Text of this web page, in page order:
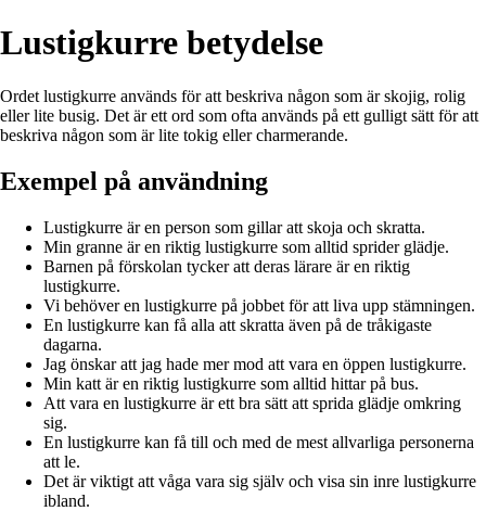
Lustigkurre betydelse
Ordet lustigkurre används för att beskriva någon som är skojig, rolig
eller lite busig. Det är ett ord som ofta används på ett gulligt sätt för att
beskriva någon som är lite tokig eller charmerande.
Exempel på användning
Lustigkurre är en person som gillar att skoja och skratta.
Min granne är en riktig lustigkurre som alltid sprider glädje.
Barnen på förskolan tycker att deras lärare är en riktig
lustigkurre.
Vi behöver en lustigkurre på jobbet för att liva upp stämningen.
En lustigkurre kan få alla att skratta även på de tråkigaste
dagarna.
Jag önskar att jag hade mer mod att vara en öppen lustigkurre.
Min katt är en riktig lustigkurre som alltid hittar på bus.
Att vara en lustigkurre är ett bra sätt att sprida glädje omkring
sig.
En lustigkurre kan få till och med de mest allvarliga personerna
att le.
Det är viktigt att våga vara sig själv och visa sin inre lustigkurre
ibland.